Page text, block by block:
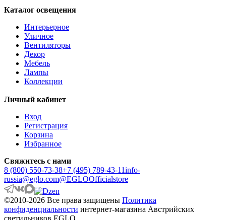
ANTELAO
ANTIPOLO
ANWICK
ANWICK 1
ANZINO
APRICALE
ARACENA
ARANGONA
ARANZOLA
ARENALES
ARGOLIS 2
ARISCANI
ARISCANI 2
ARNHEM
ARRECIFE
ARTANA
ASBY
ASINDRO
ATOLLARI
AULIYE
AUROTONELLO
AUSTELL
AZBARREN
Каталог освещения
Интерьерное
Уличное
Вентиляторы
Декор
Мебель
Лампы
Коллекции
Личный кабинет
Вход
Регистрация
Корзина
Избранное
Свяжитесь с нами
8 (800) 550-73-38+7 (495) 789-43-11info-
russia@eglo.com@EGLOOfficialstore
©2010-2026 Все права защищены Политика
конфиденциальности интернет-магазина Австрийских
светильников EGLO